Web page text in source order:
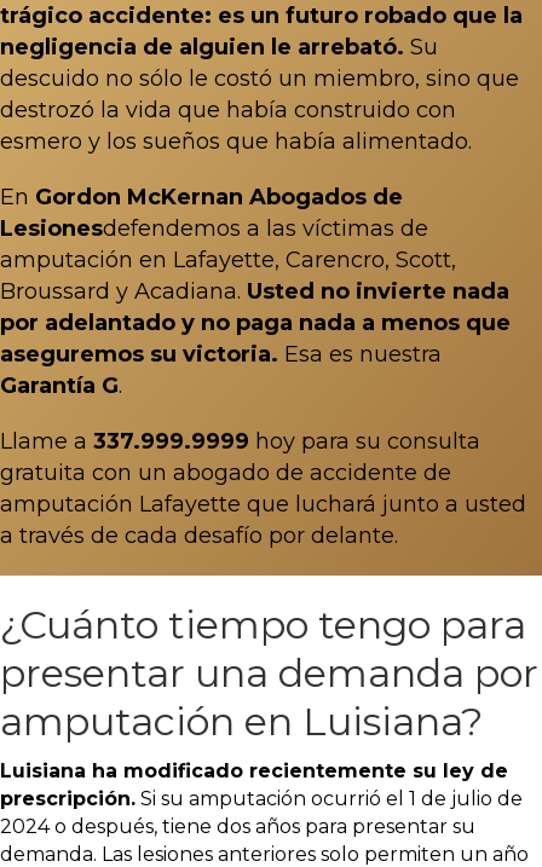
trágico accidente: es un futuro robado que la
negligencia de alguien le arrebató. Su
descuido no sólo le costó un miembro, sino que
destrozó la vida que había construido con
esmero y los sueños que había alimentado.
En Gordon McKernan Abogados de
Lesionesdefendemos a las víctimas de
amputación en Lafayette, Carencro, Scott,
Broussard y Acadiana. Usted no invierte nada
por adelantado y no paga nada a menos que
aseguremos su victoria. Esa es nuestra
Garantía G.
Llame a 337.999.9999 hoy para su consulta
gratuita con un abogado de accidente de
amputación Lafayette que luchará junto a usted
a través de cada desafío por delante.
¿Cuánto tiempo tengo para
presentar una demanda por
amputación en Luisiana?
Luisiana ha modificado recientemente su ley de
prescripción. Si su amputación ocurrió el 1 de julio de
2024 o después, tiene dos años para presentar su
demanda. Las lesiones anteriores solo permiten un año